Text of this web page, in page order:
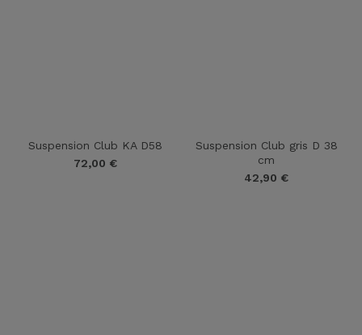
Suspension Club KA D58
72,00 €
Suspension Club gris D 38
cm
42,90 €